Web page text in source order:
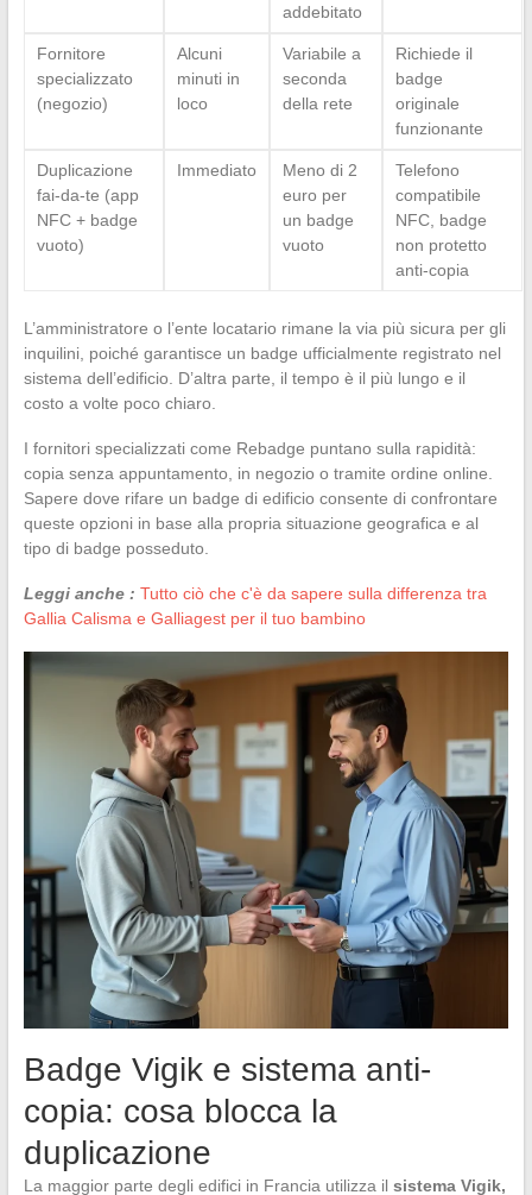
addebitato
Fornitore
specializzato
(negozio)
Alcuni
minuti in
loco
Variabile a
seconda
della rete
Richiede il
badge
originale
funzionante
Duplicazione
fai-da-te (app
NFC + badge
vuoto)
Immediato
Meno di 2
euro per
un badge
vuoto
Telefono
compatibile
NFC, badge
non protetto
anti-copia
L’amministratore o l’ente locatario rimane la via più sicura per gli
inquilini, poiché garantisce un badge ufficialmente registrato nel
sistema dell’edificio. D’altra parte, il tempo è il più lungo e il
costo a volte poco chiaro.
I fornitori specializzati come Rebadge puntano sulla rapidità:
copia senza appuntamento, in negozio o tramite ordine online.
Sapere dove rifare un badge di edificio consente di confrontare
queste opzioni in base alla propria situazione geografica e al
tipo di badge posseduto.
Leggi anche : Tutto ciò che c'è da sapere sulla differenza tra
Gallia Calisma e Galliagest per il tuo bambino
Badge Vigik e sistema anti-
copia: cosa blocca la
duplicazione
La maggior parte degli edifici in Francia utilizza il sistema Vigik,